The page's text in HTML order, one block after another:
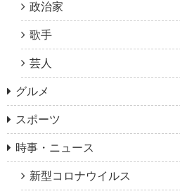
政治家
歌手
芸人
グルメ
スポーツ
時事・ニュース
新型コロナウイルス